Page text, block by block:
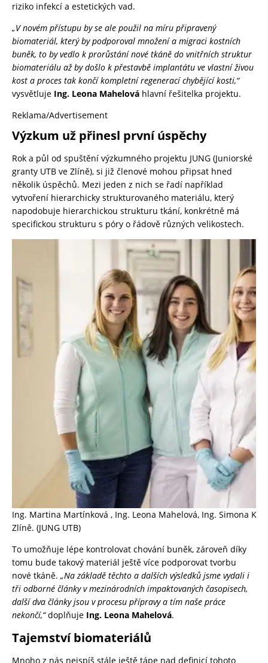
riziko infekcí a estetických vad.
„V novém přístupu by se ale použil na míru připravený
biomateriál, který by podporoval množení a migraci kostních
buněk, to by vedlo k prorůstání nové tkáně do vnitřních struktur
biomateriálu až by došlo k přestavbě implantátu ve vlastní živou
kost a proces tak končí kompletní regenerací chybějící kosti,“
vysvětluje Ing. Leona Mahelová hlavní řešitelka projektu.
Reklama/Advertisement
Výzkum už přinesl první úspěchy
Rok a půl od spuštění výzkumného projektu JUNG (Juniorské
granty UTB ve Zlíně), si již členové mohou připsat hned
několik úspěchů. Mezi jeden z nich se řadí například
vytvoření hierarchicky strukturovaného materiálu, který
napodobuje hierarchickou strukturu tkání, konkrétně má
specifickou strukturu s póry o řádově různých velikostech.
Ing. Martina Martínková , Ing. Leona Mahelová, Ing. Simona
Zlíně. (JUNG UTB)
To umožňuje lépe kontrolovat chování buněk, zároveň díky
tomu bude takový materiál ještě více podporovat tvorbu
nové tkáně. „Na základě těchto a dalších výsledků jsme vydali i
tři odborné články v mezinárodních impaktovaných časopisech,
další dva články jsou v procesu přípravy a tím naše práce
nekončí,“doplňuje Ing. Leona Mahelová.
Tajemství biomateriálů
Mnoho z nás nejspíš stále ještě tápe nad definicí tohoto